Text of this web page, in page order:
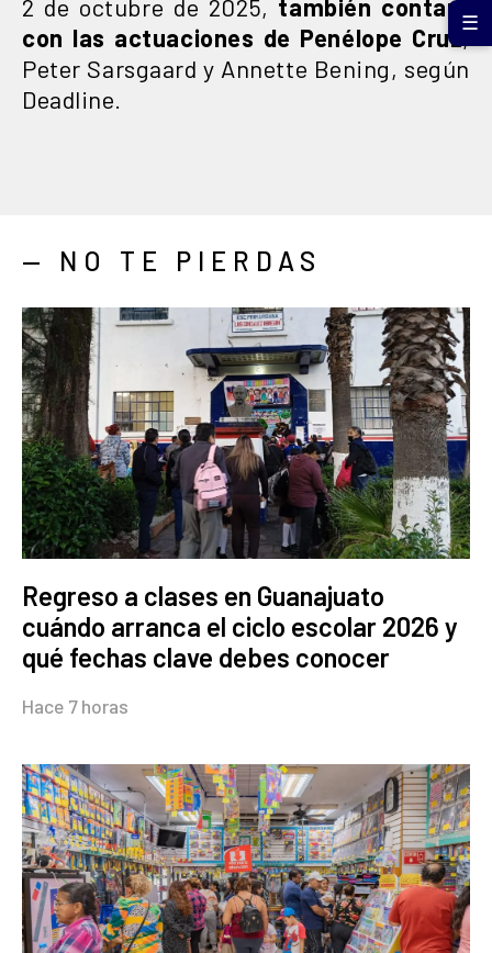
2 de octubre de 2025, también contará
con las actuaciones de Penélope Cruz,
Peter Sarsgaard y Annette Bening, según
Deadline.
— NO TE PIERDAS
Regreso a clases en Guanajuato
cuándo arranca el ciclo escolar 2026 y
qué fechas clave debes conocer
Hace 7 horas
☰